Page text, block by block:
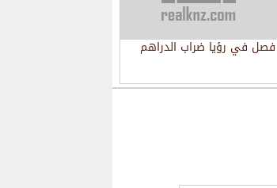
فصل في رؤيا ضراب الدراهم